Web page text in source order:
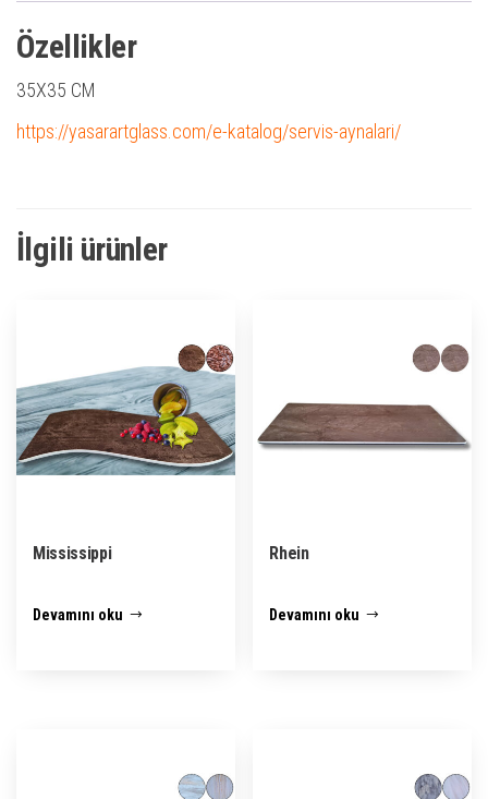
Özellikler
35X35 CM
https://yasarartglass.com/e-katalog/servis-aynalari/
İlgili ürünler
Mississippi
Devamını oku
Rhein
Devamını oku